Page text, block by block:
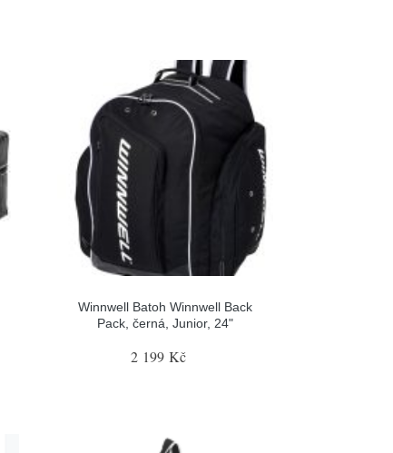
Winnwell Batoh Winnwell Back
Pack, černá, Junior, 24"
2 199 Kč